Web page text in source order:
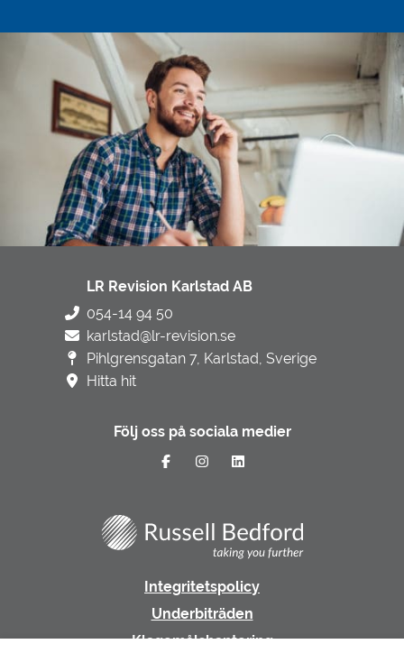
LR Revision Karlstad AB
054-14 94 50
karlstad@lr-revision.se
Pihlgrensgatan 7, Karlstad, Sverige
Hitta hit
Följ oss på sociala medier
Integritetspolicy
Underbiträden
Klagomålshantering